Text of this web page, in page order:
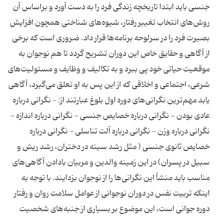
جنسی باید ابتدا تاریخچه زندگی فرد را به دست آورد و براساس آن
روش‌های انتخاب تغییر رفتار، شیوه‌های شناختی همچون افزایش
بصیرت فرد را در سرلوحه برنامه‌ها قرار داد. ضروری است که برخی
از آگاهی و حقایق خاص این دوران تشریح گردد تا هم نوجوان به
موقعیت حیاتی خود پی ببرد و به تکالیف و وظایف و مسئولیت‌های
شرعی، اجتماعی و اخلاقی که از این پس به او تعلق می‌گیرد، آگاهی
یابد مهم‌ترین نگرانی‌های دوره اول بلوغ عبارتند از: - نگرانی درباره
عادی بودن - نگرانی درباره خصایص جنسی - نگرانی درباره اندازه -
نگرانی درباره وزن - نگرانی درباره آلت تناسلی - نگرانی درباره
خصایص ثانوی جنسی ( مثل رشد سینه در دختران، رشد ریش و
سبیل در پسران) در این زمینه والدین و مربیان بادادن آگاهی‌های
مناسب باید منشأ این نگرانی‌ها را از نوجوان بزدایند. با توجه به
اینكه تربیت نفس در دوران نوجوانی از عوامل سلامت روان و رفتار
دوره جوانی است، این موضوع بر بسیاری از جنبه‌های شخصیت